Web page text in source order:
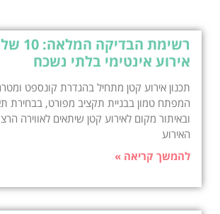
רשימת
אירוע אינטימי בלתי נשכח
תכנון אירוע קטן מתחיל בהגדרת קונספט
המפתח טמון בבניית תקציב מפורט, בבחירת
ובאיתור מקום לאירוע קטן שיתאים לאווירה
האירוע
להמשך קריאה »